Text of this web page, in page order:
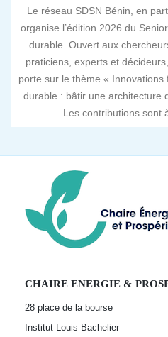
Le réseau SDSN Bénin, en
organise l’édition 2026 du
durable. Ouvert aux
praticiens, experts et
porte sur le thème «
durable : bâtir une architecture
Les contributions sont
CHAIRE ENERGIE &
28 place de la bourse
Institut Louis Bachelier